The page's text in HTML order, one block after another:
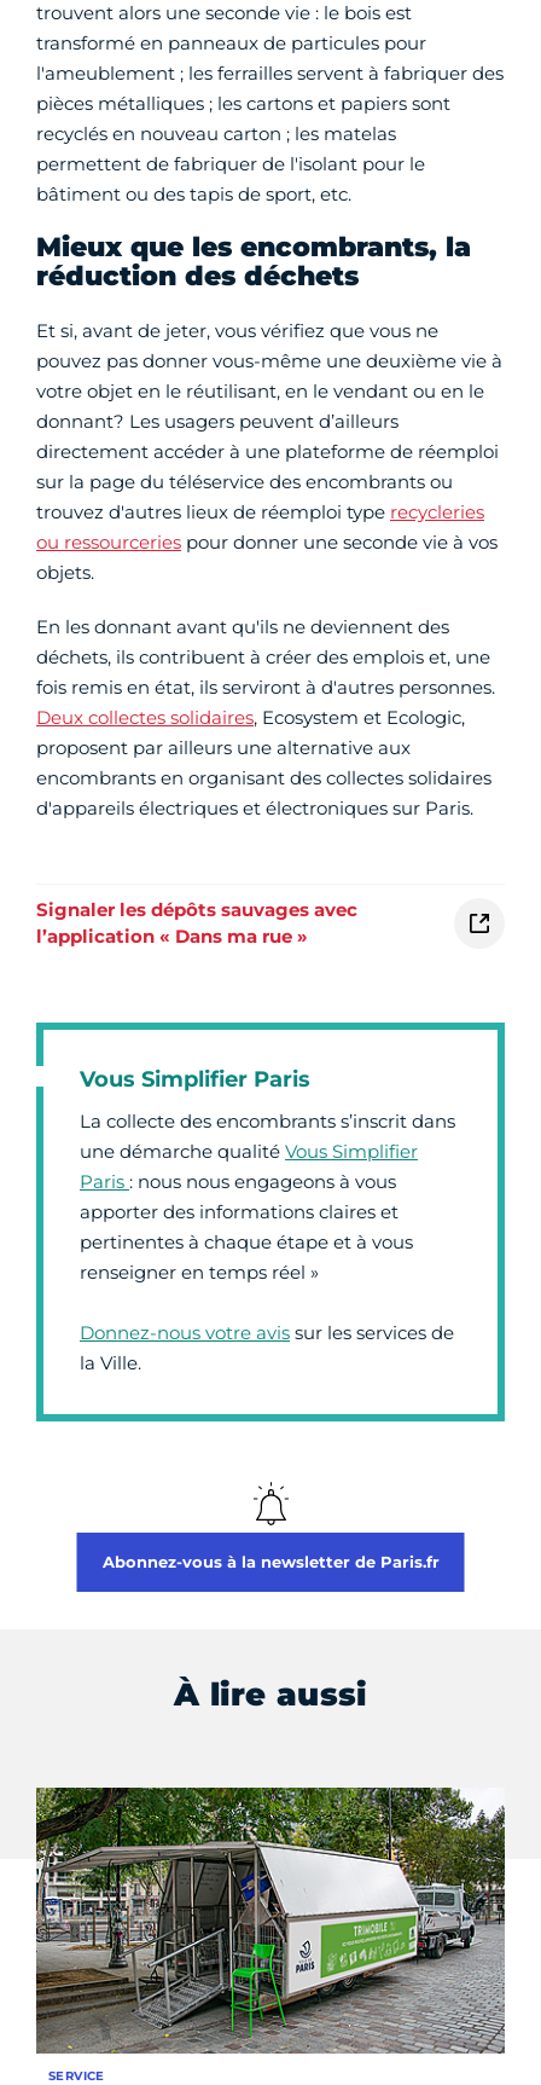
trouvent alors une seconde vie : le bois est
transformé en panneaux de particules pour
l'ameublement ; les ferrailles servent à fabriquer des
pièces métalliques ; les cartons et papiers sont
recyclés en nouveau carton ; les matelas
permettent de fabriquer de l'isolant pour le
bâtiment ou des tapis de sport, etc.
Mieux que les encombrants, la
réduction des déchets
Et si, avant de jeter, vous vérifiez que vous ne
pouvez pas donner vous-même une deuxième vie à
votre objet en le réutilisant, en le vendant ou en le
donnant? Les usagers peuvent d’ailleurs
directement accéder à une plateforme de réemploi
sur la page du téléservice des encombrants ou
trouvez d'autres lieux de réemploi type recycleries
ou ressourceries pour donner une seconde vie à vos
objets.
En les donnant avant qu'ils ne deviennent des
déchets, ils contribuent à créer des emplois et, une
fois remis en état, ils serviront à d'autres personnes.
Deux collectes solidaires, Ecosystem et Ecologic,
proposent par ailleurs une alternative aux
encombrants en organisant des collectes solidaires
d'appareils électriques et électroniques sur Paris.
Signaler les dépôts sauvages avec
l’application « Dans ma rue »
Vous Simplifier Paris
La collecte des encombrants s’inscrit dans
une démarche qualité Vous Simplifier
Paris : nous nous engageons à vous
apporter des informations claires et
pertinentes à chaque étape et à vous
renseigner en temps réel »
Donnez-nous votre avis sur les services de
la Ville.
Abonnez-vous à la newsletter de Paris.fr
À lire aussi
SERVICE